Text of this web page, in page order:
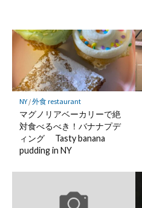
NY/外食 restaurant
マグノリアベーカリーで絶
対食べるべき！バナナプデ
ィング Tasty banana
pudding in NY